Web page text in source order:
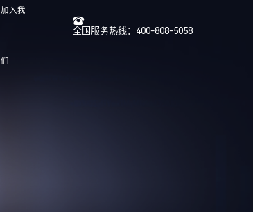
加入我
们
全国服务热线：400-808-5058